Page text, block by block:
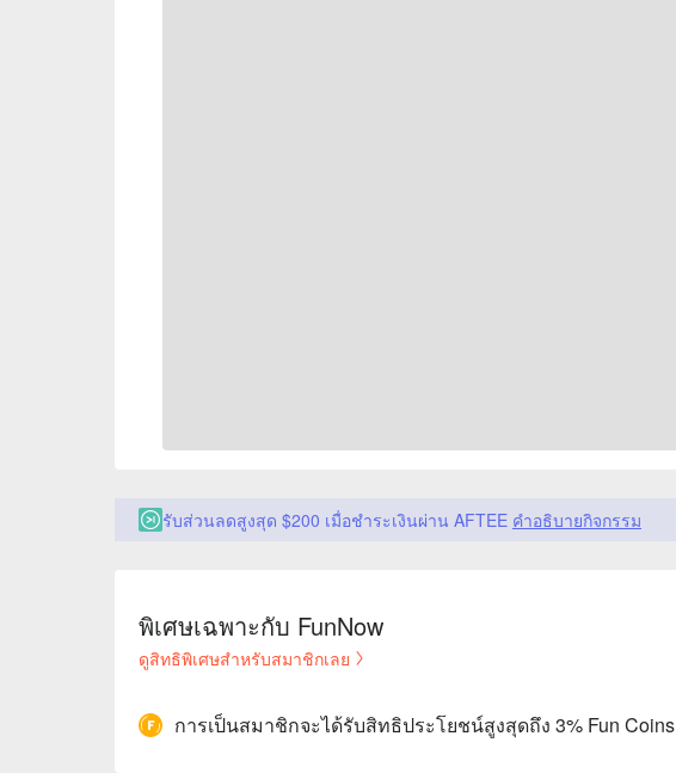
รับส่วนลดสูงสุด $200 เมื่อชำระเงินผ่าน AFTEE คำอธิบายกิจกรรม
พิเศษเฉพาะกับ FunNow
ดูสิทธิพิเศษสำหรับสมาชิกเลย
การเป็นสมาชิกจะได้รับสิทธิประโยชน์สูงสุดถึง 3% Fun Coins